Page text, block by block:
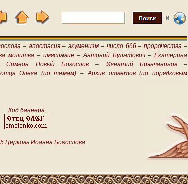
– апостасия – экуменизм – число 666 – пророчества –
молитва – имяславие – Антоний Булатович – Екатерина
Симеон Новый Богослов –
Игнатий Брянчанинов –
Олега (по темам) –
Архив ответов (по порядковым
Код баннера
Церковь Иоанна Богослова